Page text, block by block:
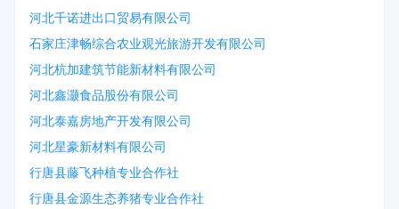
河北千诺进出口贸易有限公司
石家庄津畅综合农业观光旅游开发有限公司
河北杭加建筑节能新材料有限公司
河北鑫灏食品股份有限公司
河北泰嘉房地产开发有限公司
河北星豪新材料有限公司
行唐县藤飞种植专业合作社
行唐县金源生态养猪专业合作社